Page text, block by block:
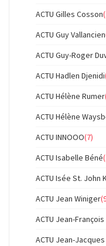
ACTU Gilles Cosson
ACTU Guy Vallancien
ACTU Guy-Roger
ACTU Hadlen Djenidi
ACTU Hélène Rumer
ACTU Hélène
ACTU INNOOO(7)
ACTU Isabelle Béné
ACTU Isée St. John
ACTU Jean Winiger
ACTU Jean-
ACTU Jean-